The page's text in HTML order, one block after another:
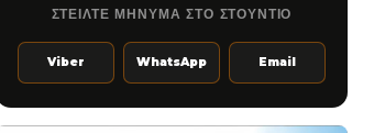
ΣΤΕΙΛΤΕ ΜΗΝΥΜΑ ΣΤΟ ΣΤΟΥΝΤΙΟ
Viber WhatsApp Email